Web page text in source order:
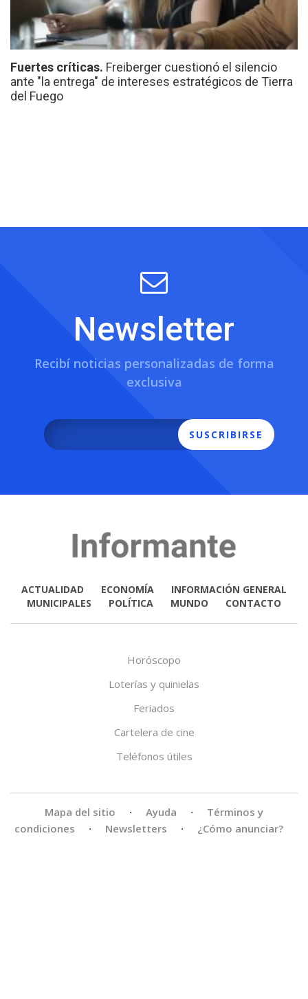
Fuertes críticas. Freiberger cuestionó el silencio
ante "la entrega" de intereses estratégicos de Tierra
del Fuego
Newsletter
Recibí noticias personalizadas de forma
exclusiva
SUSCRIBIRSE
ACTUALIDAD ECONOMÍA
INFORMACIÓN GENERAL
MUNICIPALES
POLÍTICA MUNDO CONTACTO
Horóscopo
Loterías y quinielas
Feriados
Cartelera de cine
Teléfonos útiles
Mapa del sitio · Ayuda ·
Términos y
condiciones
· Newsletters · ¿Cómo anunciar?